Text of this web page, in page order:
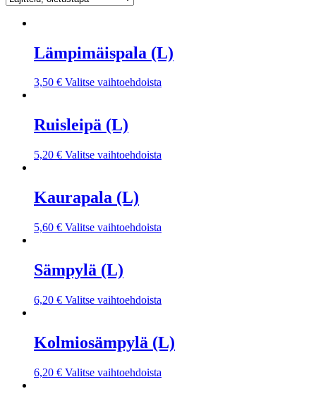
Lämpimäispala (L)
3,50 € Valitse vaihtoehdoista
Ruisleipä (L)
5,20 € Valitse vaihtoehdoista
Kaurapala (L)
5,60 € Valitse vaihtoehdoista
Sämpylä (L)
6,20 € Valitse vaihtoehdoista
Kolmiosämpylä (L)
6,20 € Valitse vaihtoehdoista